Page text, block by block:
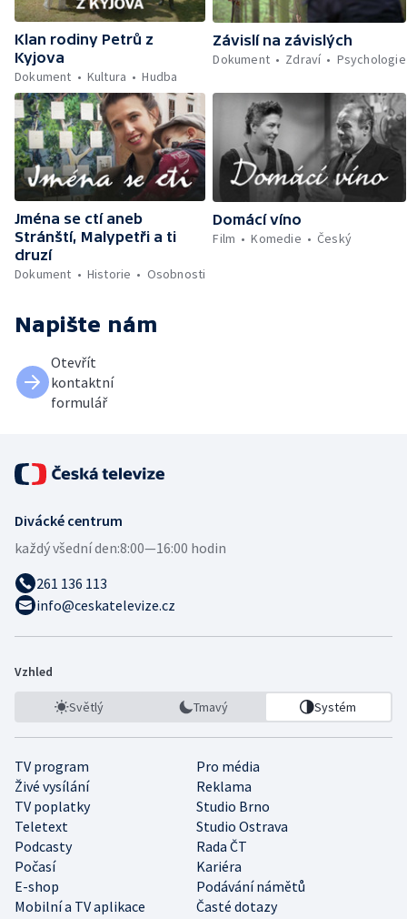
Klan rodiny Petrů z
Kyjova
Dokument
Kultura Hudba
Závislí na závislých
Dokument
Zdraví Psychologie
Jména se ctí aneb
Stránští, Malypetři a ti
druzí
Dokument
Historie Osobnosti
Domácí víno
Film
Komedie Český
Napište nám
Otevřít
kontaktní
formulář
Divácké centrum
každý všední den:8:00—16:00 hodin
261 136 113
info@ceskatelevize.cz
Vzhled
Světlý Tmavý Systém
TV program
Pro média
Živé vysílání
Reklama
TV poplatky
Studio Brno
Teletext
Studio Ostrava
Podcasty
Rada ČT
Počasí
Kariéra
E-shop
Podávání námětů
Mobilní a TV aplikace
Časté dotazy